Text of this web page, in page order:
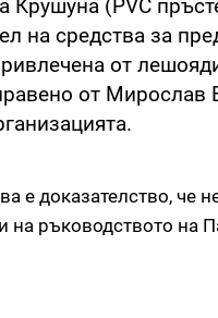
Крушуна (PVC
на средства за
от
от Мирослав
е доказателство, че
на ръководството